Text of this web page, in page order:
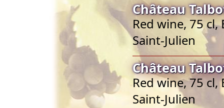
Château
Red wine, 75
Saint-Julien
Château
Red wine, 75
Saint-Julien